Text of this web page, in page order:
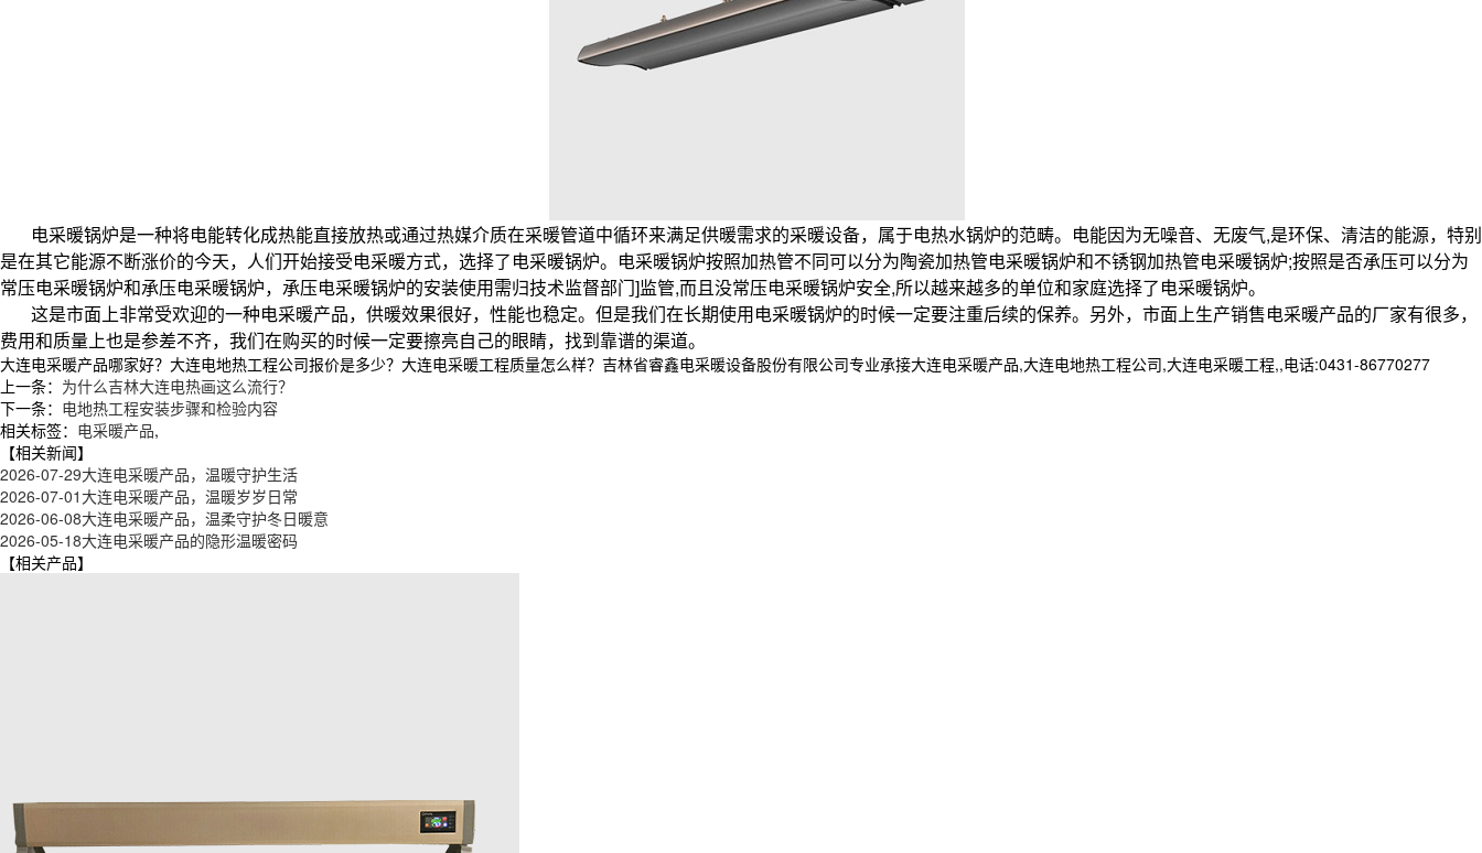
电采暖锅炉是一种将电能转化成热能直接放热或通过热媒介质在采暖管道中循环来满足供暖需求的采暖设备，属于电热水锅炉的范畴。电能因为无噪音、无废气,是环保、清洁的能源，特别
是在其它能源不断涨价的今天，人们开始接受电采暖方式，选择了电采暖锅炉。电采暖锅炉按照加热管不同可以分为陶瓷加热管电采暖锅炉和不锈钢加热管电采暖锅炉;按照是否承压可以分为
常压电采暖锅炉和承压电采暖锅炉，承压电采暖锅炉的安装使用需归技术监督部门]监管,而且没常压电采暖锅炉安全,所以越来越多的单位和家庭选择了电采暖锅炉。
这是市面上非常受欢迎的一种电采暖产品，供暖效果很好，性能也稳定。但是我们在长期使用电采暖锅炉的时候一定要注重后续的保养。另外，市面上生产销售电采暖产品的厂家有很多，
费用和质量上也是参差不齐，我们在购买的时候一定要擦亮自己的眼睛，找到靠谱的渠道。
大连电采暖产品哪家好？大连电地热工程公司报价是多少？大连电采暖工程质量怎么样？吉林省睿鑫电采暖设备股份有限公司专业承接大连电采暖产品,大连电地热工程公司,大连电采暖工程,,电话:0431-86770277
上一条： 为什么吉林大连电热画这么流行？
下一条： 电地热工程安装步骤和检验内容
相关标签： 电采暖产品,
【相关新闻】
2026-07-29大连电采暖产品，温暖守护生活
2026-07-01大连电采暖产品，温暖岁岁日常
2026-06-08大连电采暖产品，温柔守护冬日暖意
2026-05-18大连电采暖产品的隐形温暖密码
【相关产品】